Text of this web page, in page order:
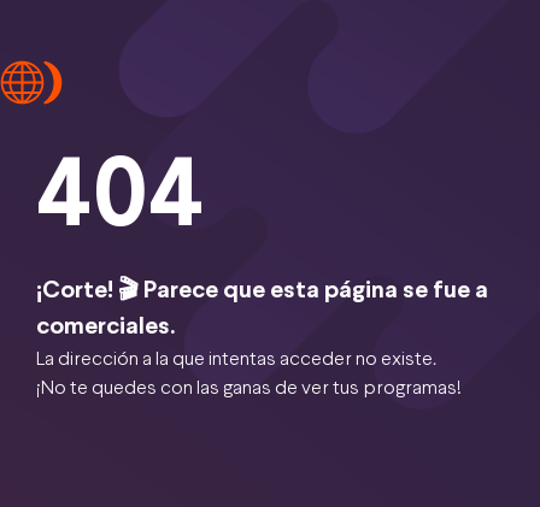
404
¡Corte! 🎬 Parece que esta página se fue a
comerciales.
La dirección a la que intentas acceder no existe.
¡No te quedes con las ganas de ver tus programas!